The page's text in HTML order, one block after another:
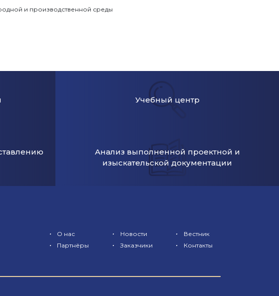
и производственной среды
Учебный центр
Анализ выполненной проектной и
изыскательской документации
• О нас • Новости • Вестник
• Партнёры • Заказчики • Контакты